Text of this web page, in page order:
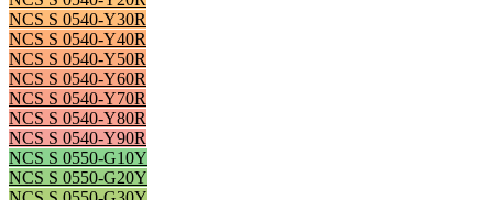
NCS S 0540-Y30R
NCS S 0540-Y40R
NCS S 0540-Y50R
NCS S 0540-Y60R
NCS S 0540-Y70R
NCS S 0540-Y80R
NCS S 0540-Y90R
NCS S 0550-G10Y
NCS S 0550-G20Y